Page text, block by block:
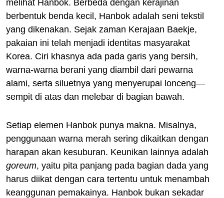
melihat Hanbok. Berbeda dengan kerajinan
berbentuk benda kecil, Hanbok adalah seni tekstil
yang dikenakan. Sejak zaman Kerajaan Baekje,
pakaian ini telah menjadi identitas masyarakat
Korea. Ciri khasnya ada pada garis yang bersih,
warna-warna berani yang diambil dari pewarna
alami, serta siluetnya yang menyerupai lonceng—
sempit di atas dan melebar di bagian bawah.
Setiap elemen Hanbok punya makna. Misalnya,
penggunaan warna merah sering dikaitkan dengan
harapan akan kesuburan. Keunikan lainnya adalah
goreum, yaitu pita panjang pada bagian dada yang
harus diikat dengan cara tertentu untuk menambah
keanggunan pemakainya. Hanbok bukan sekadar